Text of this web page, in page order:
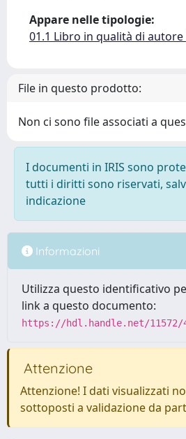
Appare nelle tipologie:
01.1 Libro in qualità di
File in questo prodotto:
Non ci sono file associati a
I documenti in IRIS sono
tutti i diritti sono riservati,
indicazione
Informazioni
Utilizza questo identificativo
link a questo documento:
https://hdl.handle.net/11572/
Attenzione
Attenzione! I dati visualizzati
sottoposti a validazione da